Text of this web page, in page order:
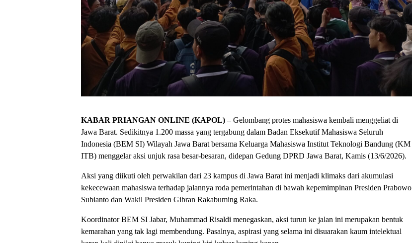
KABAR PRIANGAN ONLINE (KAPOL) –Gelombang protes mahasiswa kembali menggeliat di
Jawa Barat. Sedikitnya 1.200 massa yang tergabung dalam Badan Eksekutif Mahasiswa Seluruh
Indonesia (BEM SI) Wilayah Jawa Barat bersama Keluarga Mahasiswa Institut Teknologi Bandung (KM
ITB) menggelar aksi unjuk rasa besar-besaran, didepan Gedung DPRD Jawa Barat, Kamis (13/6/2026).
Aksi yang diikuti oleh perwakilan dari 23 kampus di Jawa Barat ini menjadi klimaks dari akumulasi
kekecewaan mahasiswa terhadap jalannya roda pemerintahan di bawah kepemimpinan Presiden Prabowo
Subianto dan Wakil Presiden Gibran Rakabuming Raka.
​Koordinator BEM SI Jabar, Muhammad Risaldi menegaskan, aksi turun ke jalan ini merupakan bentuk
kemarahan yang tak lagi membendung. Pasalnya, aspirasi yang selama ini disuarakan kaum intelektual